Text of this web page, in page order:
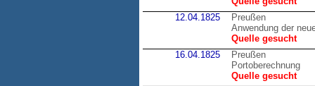
12.04.1825
Preußen
Anwendung der
Quelle gesucht
16.04.1825
Preußen
Portoberechnung
Quelle gesucht